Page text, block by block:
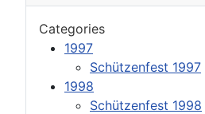
Categories
1997
Schützenfest 1997
1998
Schützenfest 1998